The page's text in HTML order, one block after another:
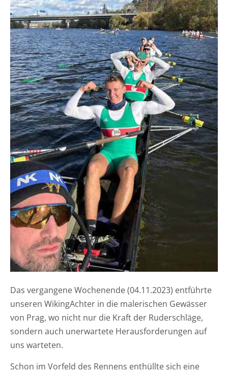
Das vergangene Wochenende (04.11.2023) entführte
unseren WikingAchter in die malerischen Gewässer
von Prag, wo nicht nur die Kraft der Ruderschläge,
sondern auch unerwartete Herausforderungen auf
uns warteten.
Schon im Vorfeld des Rennens enthüllte sich eine